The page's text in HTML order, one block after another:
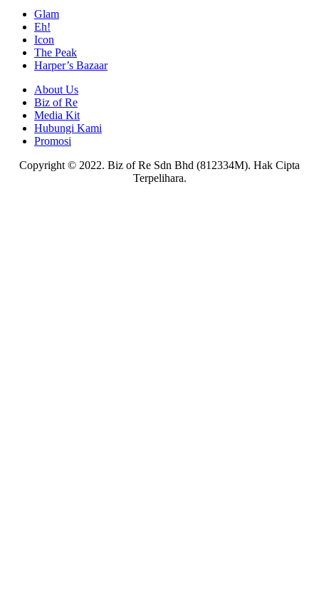
Glam
Eh!
Icon
The Peak
Harper’s Bazaar
About Us
Biz of Re
Media Kit
Hubungi Kami
Promosi
Copyright © 2022. Biz of Re Sdn Bhd (812334M). Hak Cipta
Terpelihara.